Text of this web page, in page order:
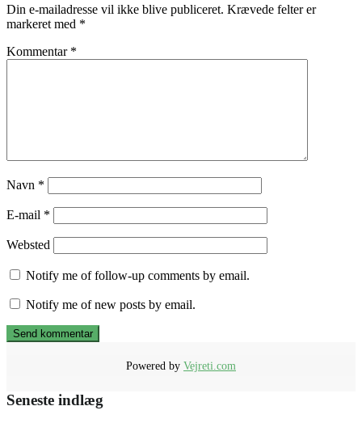
Din e-mailadresse vil ikke blive publiceret. Krævede felter er
markeret med *
Kommentar *
Navn *
E-mail *
Websted
Notify me of follow-up comments by email.
Notify me of new posts by email.
Powered by Vejreti.com
Seneste indlæg